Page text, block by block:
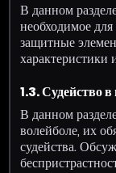
В данном
необходимое
защитные
характеристики
1.3. Судейство
В данном
волейболе, их
судейства.